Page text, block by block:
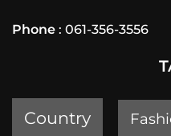
Phone : 061-356-3556
Country